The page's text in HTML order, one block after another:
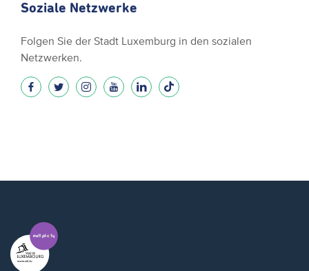
Soziale Netzwerke
Folgen Sie der Stadt Luxemburg in den sozialen
Netzwerken.